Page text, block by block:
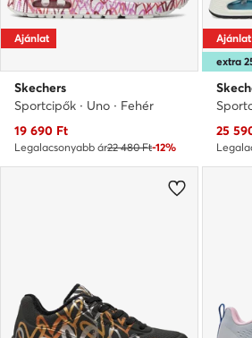
Ajánlat
Skechers
Sportcipők · Uno · Fehér
Aktuális ár
19 690 Ft
Legalacsonyabb ár22 480 Ft-12%
extra
Ajánlat
25